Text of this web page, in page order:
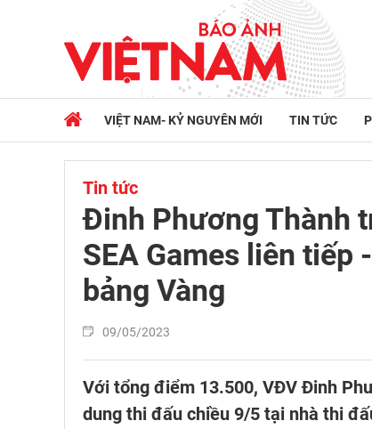
VIỆT NAM- KỶ NGUYÊN MỚI TIN TỨC
Tin tức
Đinh Phương Thành
SEA Games liên tiếp
bảng Vàng
09/05/2023
Với tổng điểm 13.500, VĐV Đinh
dung thi đấu chiều 9/5 tại nhà thi